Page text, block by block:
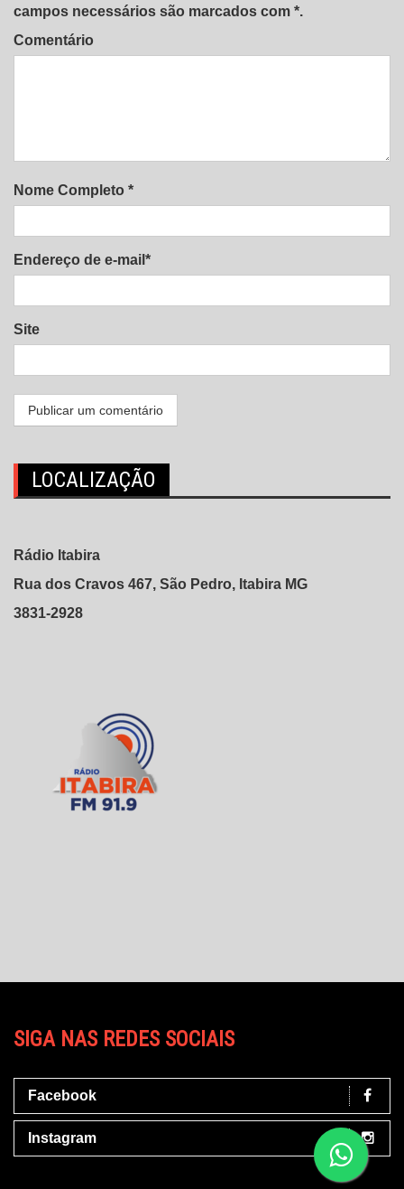
campos necessários são marcados com *.
Comentário
Nome Completo *
Endereço de e-mail*
Site
LOCALIZAÇÃO
Rádio Itabira
Rua dos Cravos 467, São Pedro, Itabira MG
3831-2928
SIGA NAS REDES SOCIAIS
Facebook
Instagram